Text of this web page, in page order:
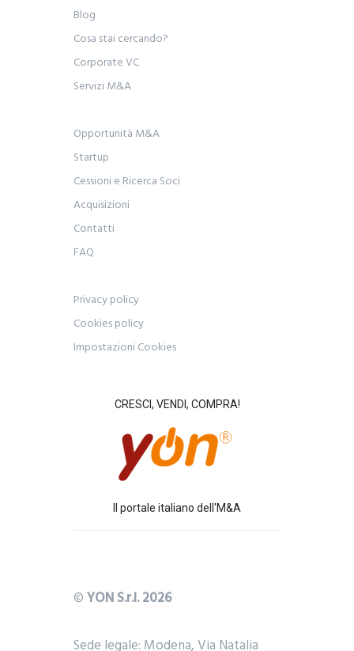
Blog
Cosa stai cercando?
Corporate VC
Servizi M&A
Opportunità M&A
Startup
Cessioni e Ricerca Soci
Acquisizioni
Contatti
FAQ
Privacy policy
Cookies policy
Impostazioni Cookies
CRESCI, VENDI, COMPRA!
Il portale italiano dell'M&A
©YON S.r.l. 2026
Sede legale: Modena, Via Natalia